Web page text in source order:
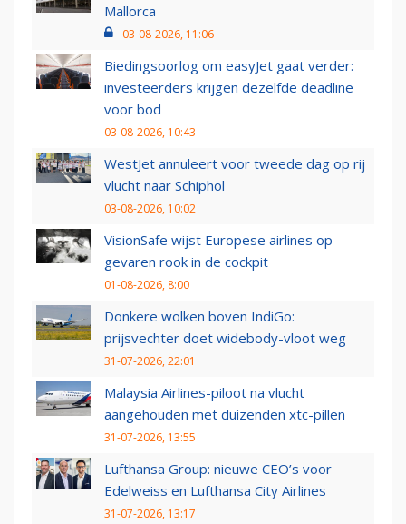
Mallorca
03-08-2026, 11:06
Biedingsoorlog om easyJet gaat verder:
investeerders krijgen dezelfde deadline
voor bod
03-08-2026, 10:43
WestJet annuleert voor tweede dag op rij
vlucht naar Schiphol
03-08-2026, 10:02
VisionSafe wijst Europese airlines op
gevaren rook in de cockpit
01-08-2026, 8:00
Donkere wolken boven IndiGo:
prijsvechter doet widebody-vloot weg
31-07-2026, 22:01
Malaysia Airlines-piloot na vlucht
aangehouden met duizenden xtc-pillen
31-07-2026, 13:55
Lufthansa Group: nieuwe CEO’s voor
Edelweiss en Lufthansa City Airlines
31-07-2026, 13:17